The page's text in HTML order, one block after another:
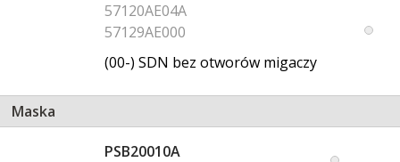
57120AE04A
57129AE000
(00-) SDN bez otworów migaczy
Maska
PSB20010A